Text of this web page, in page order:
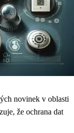
novinek v oblasti
že ochrana dat